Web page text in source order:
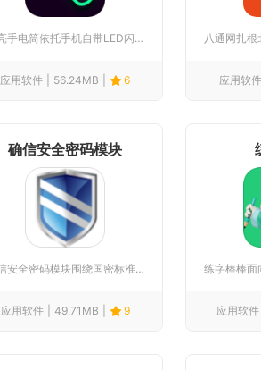
超亮手电筒依托手机自带LED闪光灯硬件进行亮度优化调度，适配...
应用软件 56.24MB 6 应用软件
确信安全密码模块
确信安全密码模块围绕国密标准打造移动端密码安全服务工具，依托...
应用软件 49.71MB 9 应用软件